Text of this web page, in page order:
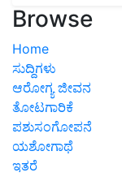
Browse
Home
ಸುದ್ದಿಗಳು
ಆರೋಗ್ಯ ಜೀವನ
ತೋಟಗಾರಿಕೆ
ಪಶುಸಂಗೋಪನೆ
ಯಶೋಗಾಥೆ
ಇತರೆ